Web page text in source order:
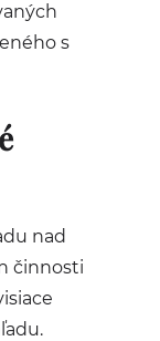
s
nad
činnosti